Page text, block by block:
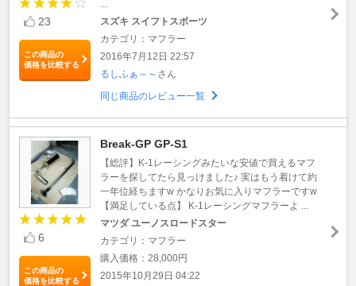
23
この商品の
価格を比較する
スズキ スイフトスポーツ
カテゴリ：マフラー
2016年7月12日 22:57
るしふぁ～～ さん
同じ商品のレビュー一覧
6
この商品の
価格を比較する
Break-GP GP-S1
【総評】K-1レーシングみたいな安値で買えるマフ
ラーを探してたら見っけました♪ 実はもう着けて約
一年位経ちますw かなりお気に入りマフラーですw
【満足している点】 K-1レーシングマフラーよ ...
マツダ ユーノスロードスター
カテゴリ：マフラー
購入価格：28,000円
2015年10月29日 04:22